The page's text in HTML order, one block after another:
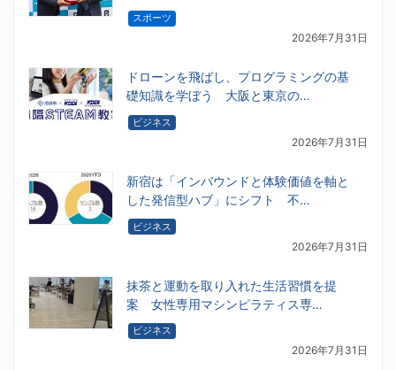
スポーツ
2026年7月31日
ドローンを飛ばし、プログラミングの基
礎知識を学ぼう 大阪と東京の…
ビジネス
2026年7月31日
新宿は「インバウンドと体験価値を軸と
した発信型ハブ」にシフト 不…
ビジネス
2026年7月31日
抹茶と運動を取り入れた生活習慣を提
案 女性専用マシンピラティス専…
ビジネス
2026年7月31日